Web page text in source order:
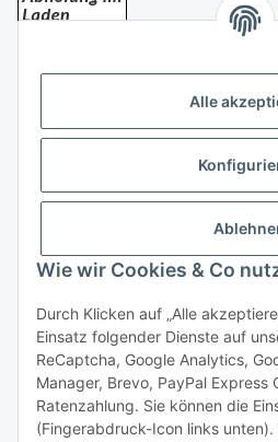
Alle
Wie wir Cookies & Co
Durch Klicken auf „Alle
Einsatz folgender Dienste auf
ReCaptcha, Google Analytics,
Manager, Brevo, PayPal Express
Ratenzahlung. Sie können die
(Fingerabdruck-Icon links unten).
Rechtliches
Vertrag